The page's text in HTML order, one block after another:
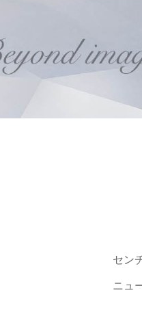
セン
ニュ